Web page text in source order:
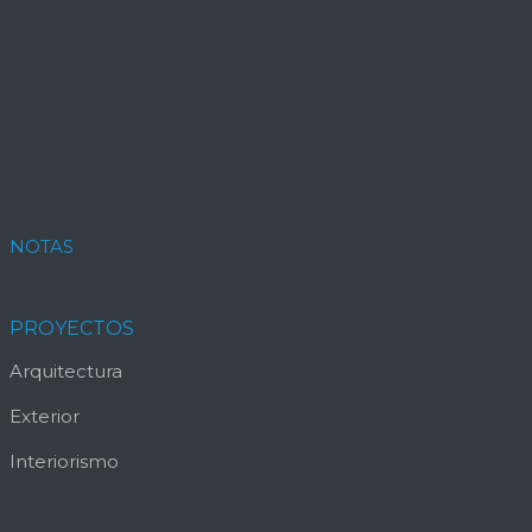
NOTAS
PROYECTOS
Arquitectura
Exterior
Interiorismo